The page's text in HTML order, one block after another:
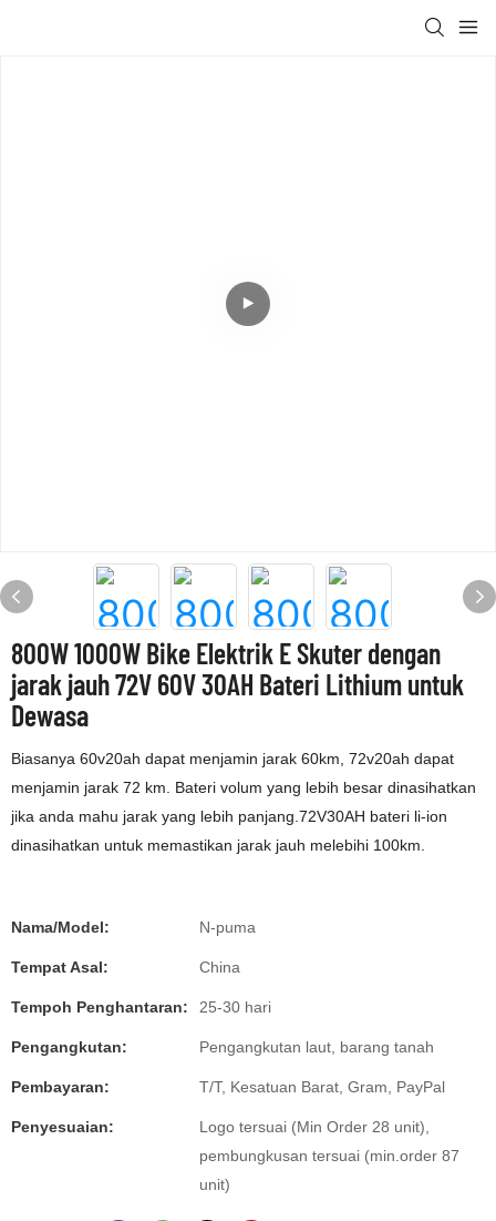
800W 1000W Bike Elektrik E Skuter dengan
jarak jauh 72V 60V 30AH Bateri Lithium untuk
Dewasa
Biasanya 60v20ah dapat menjamin jarak 60km, 72v20ah dapat
menjamin jarak 72 km. Bateri volum yang lebih besar dinasihatkan
jika anda mahu jarak yang lebih panjang.72V30AH bateri li-ion
dinasihatkan untuk memastikan jarak jauh melebihi 100km.
Nama/Model: N-puma
Tempat Asal: China
Tempoh Penghantaran: 25-30 hari
Pengangkutan: Pengangkutan laut, barang tanah
Pembayaran: T/T, Kesatuan Barat, Gram, PayPal
Penyesuaian:
Logo tersuai (Min Order 28 unit),
pembungkusan tersuai (min.order 87
unit)